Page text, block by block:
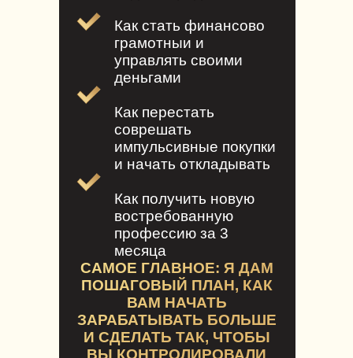
Как стать финансово
грамотныи и
управлять своими
деньгами
Как перестать
соврешать
импульсивные покупки
и начать откладывать
Как получить новую
востребованную
профессию за 3
месяца
САМОЕ ГЛАВНОЕ: Я ДАМ
ПОШАГОВЫЙ ПЛАН, КАК
ВАМ НАЧАТЬ
ЗАРАБАТЫВАТЬ БОЛЬШЕ
И СДЕЛАТЬ ТАК, ЧТОБЫ
ВЫ КОНТРОЛИРОВАЛИ